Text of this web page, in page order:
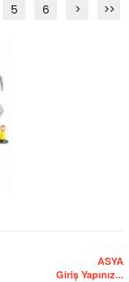
5 6 > >>
ASYA
Giriş Yapınız...